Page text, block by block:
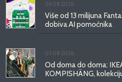
06.08.2026.
Više od 13 milijuna
dobiva AI pomoćnika
03.08.2026.
Od doma do doma:
KOMPISHÄNG,